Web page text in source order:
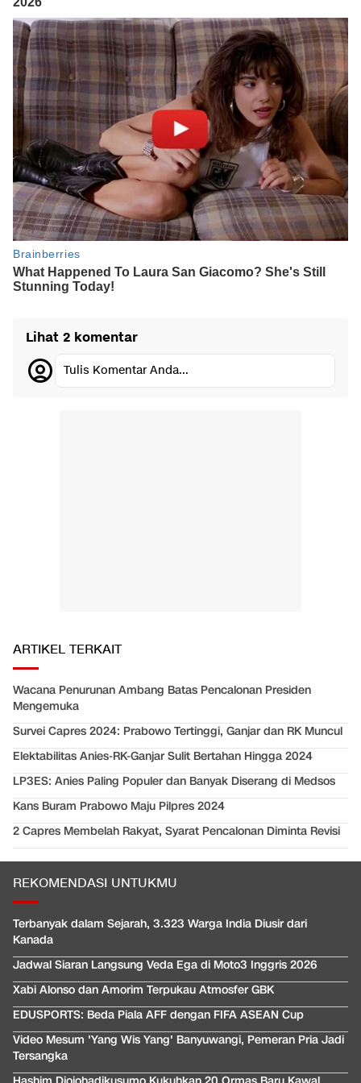
Lihat 2 komentar
Tulis Komentar Anda...
ARTIKEL TERKAIT
Wacana Penurunan Ambang Batas Pencalonan Presiden
Mengemuka
Survei Capres 2024: Prabowo Tertinggi, Ganjar dan RK Muncul
Elektabilitas Anies-RK-Ganjar Sulit Bertahan Hingga 2024
LP3ES: Anies Paling Populer dan Banyak Diserang di Medsos
Kans Buram Prabowo Maju Pilpres 2024
2 Capres Membelah Rakyat, Syarat Pencalonan Diminta Revisi
REKOMENDASI UNTUKMU
Terbanyak dalam Sejarah, 3.323 Warga India Diusir dari
Kanada
Jadwal Siaran Langsung Veda Ega di Moto3 Inggris 2026
Xabi Alonso dan Amorim Terpukau Atmosfer GBK
EDUSPORTS: Beda Piala AFF dengan FIFA ASEAN Cup
Video Mesum 'Yang Wis Yang' Banyuwangi, Pemeran Pria Jadi
Tersangka